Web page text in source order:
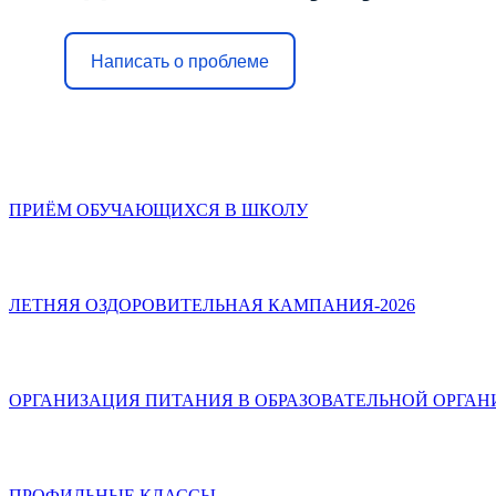
Написать о проблеме
ПРИЁМ ОБУЧАЮЩИХСЯ В ШКОЛУ
ЛЕТНЯЯ ОЗДОРОВИТЕЛЬНАЯ КАМПАНИЯ-2026
ОРГАНИЗАЦИЯ ПИТАНИЯ В ОБРАЗОВАТЕЛЬНОЙ